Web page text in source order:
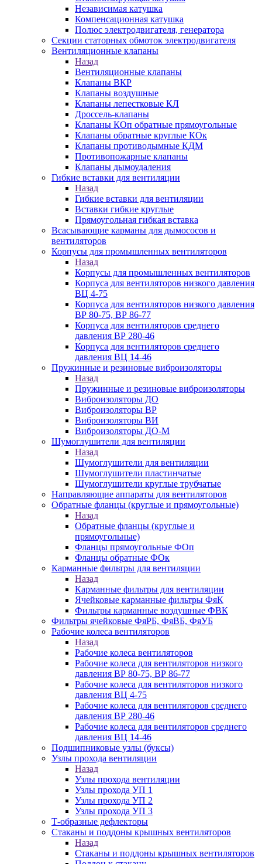
Независимая катушка
Компенсационная катушка
Полюс электродвигателя, генератора
Секции статорных обмоток электродвигателя
Вентиляционные клапаны
Назад
Вентиляционные клапаны
Клапаны ВКР
Клапаны воздушные
Клапаны лепестковые КЛ
Дроссель-клапаны
Клапаны КОп обратные прямоугольные
Клапаны обратные круглые КОк
Клапаны противодымные КДМ
Противопожарные клапаны
Клапаны дымоудаления
Гибкие вставки для вентиляции
Назад
Гибкие вставки для вентиляции
Вставки гибкие круглые
Прямоугольная гибкая вставка
Всасывающие карманы для дымососов и
вентиляторов
Корпусы для промышленных вентиляторов
Назад
Корпусы для промышленных вентиляторов
Корпуса для вентиляторов низкого давления
ВЦ 4-75
Корпуса для вентиляторов низкого давления
ВР 80-75, ВР 86-77
Корпуса для вентиляторов среднего
давления ВР 280-46
Корпуса для вентиляторов среднего
давления ВЦ 14-46
Пружинные и резиновые виброизоляторы
Назад
Пружинные и резиновые виброизоляторы
Виброизоляторы ДО
Виброизоляторы ВР
Виброизоляторы ВИ
Виброизоляторы ДО-М
Шумоглушители для вентиляции
Назад
Шумоглушители для вентиляции
Шумоглушители пластинчатые
Шумоглушители круглые трубчатые
Направляющие аппараты для вентиляторов
Обратные фланцы (круглые и прямоугольные)
Назад
Обратные фланцы (круглые и
прямоугольные)
Фланцы прямоугольные ФОп
Фланцы обратные ФОк
Карманные фильтры для вентиляции
Назад
Карманные фильтры для вентиляции
Ячейковые карманные фильтры ФяК
Фильтры карманные воздушные ФВК
Фильтры ячейковые ФяРБ, ФяВБ, ФяУБ
Рабочие колеса вентиляторов
Назад
Рабочие колеса вентиляторов
Рабочие колеса для вентиляторов низкого
давления ВР 80-75, ВР 86-77
Рабочие колеса для вентиляторов низкого
давления ВЦ 4-75
Рабочие колеса для вентиляторов среднего
давления ВР 280-46
Рабочие колеса для вентиляторов среднего
давления ВЦ 14-46
Подшипниковые узлы (буксы)
Узлы прохода вентиляции
Назад
Узлы прохода вентиляции
Узлы прохода УП 1
Узлы прохода УП 2
Узлы прохода УП 3
Т-образные дефлекторы
Стаканы и поддоны крышных вентиляторов
Назад
Стаканы и поддоны крышных вентиляторов